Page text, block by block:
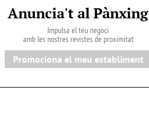
Anuncia't al Pànxing
Impulsa el teu negoci
amb les nostres revistes de proximitat
Promociona el meu establiment